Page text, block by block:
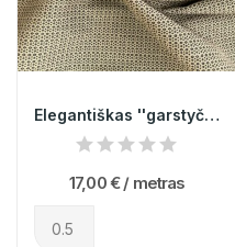
Elegantiškas ''garstyčių'' spalvos žakardas
17,00 € / metras